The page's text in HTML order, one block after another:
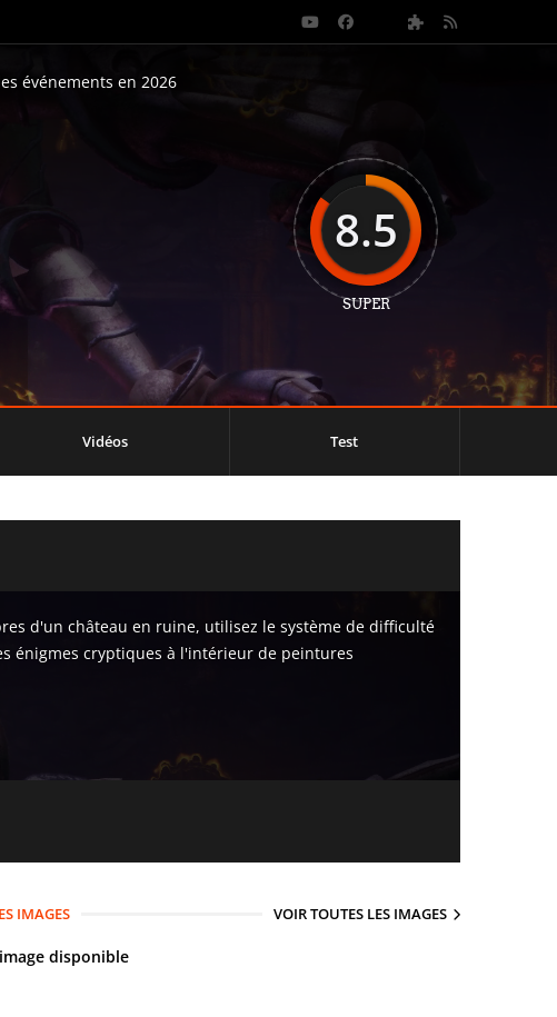
événements en 2026
8.5
SUPER
Vidéos Test
d'un château en ruine, utilisez le système de difficulté
énigmes cryptiques à l'intérieur de peintures
IMAGES VOIR TOUTES LES IMAGES
disponible